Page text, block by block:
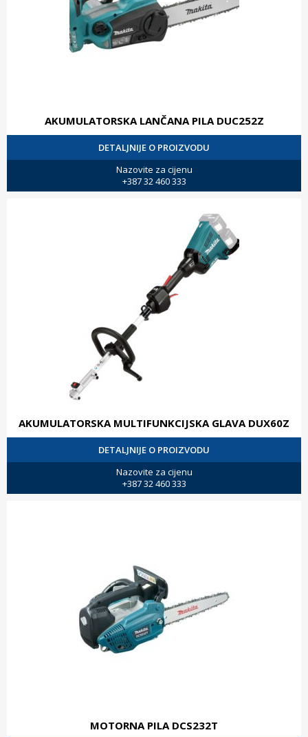
AKUMULATORSKA LANČANA PILA DUC252Z
DETALJNIJE O PROIZVODU
Nazovite za cijenu
+387 32 460 333
AKUMULATORSKA MULTIFUNKCIJSKA GLAVA DUX60Z
DETALJNIJE O PROIZVODU
Nazovite za cijenu
+387 32 460 333
MOTORNA PILA DCS232T